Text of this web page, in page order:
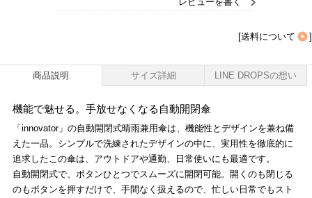
[送料について ]
商品説明 サイズ詳細 LINE DROPSの想い
機能で魅せる。手放せなくなる自動開閉傘
「innovator」の自動開閉式晴雨兼用傘は、機能性とデザインを兼ね備
えた一品。シンプルで洗練されたデザインの中に、実用性を徹底的に
追求したこの傘は、アウトドアや通勤、日常使いにも最適です。
自動開閉式で、ボタンひとつでスムーズに開閉可能。開くのも閉じる
のもボタンを押すだけで、手間なく扱えるので、忙しい日常でもスト